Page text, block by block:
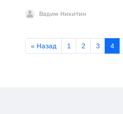
Вадим Никитин
« Назад 1 2 3 4